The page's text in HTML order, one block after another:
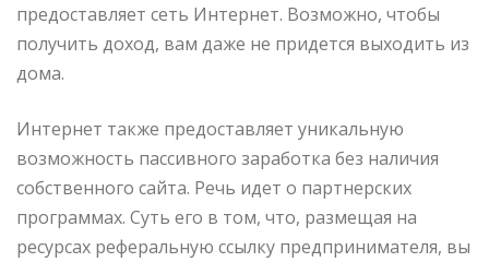
предоставляет сеть Интернет. Возможно, чтобы
получить доход, вам даже не придется выходить из
дома.
Интернет также предоставляет уникальную
возможность пассивного заработка без наличия
собственного сайта. Речь идет о партнерских
программах. Суть его в том, что, размещая на
ресурсах реферальную ссылку предпринимателя, вы